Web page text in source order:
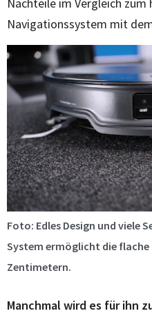
Nachteile im Vergleich
Navigationssystem mit
Foto: Edles Design und viele
System ermöglicht die flache
Zentimetern.
Manchmal wird es für ihn